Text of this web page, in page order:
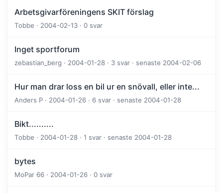
Arbetsgivarföreningens SKIT förslag
Tobbe · 2004-02-13 · 0 svar
Inget sportforum
zebastian_berg · 2004-01-28 · 3 svar · senaste 2004-02-06
Hur man drar loss en bil ur en snövall, eller inte...
Anders P · 2004-01-26 · 6 svar · senaste 2004-01-28
Bikt..........
Tobbe · 2004-01-28 · 1 svar · senaste 2004-01-28
bytes
MoPar 66 · 2004-01-26 · 0 svar